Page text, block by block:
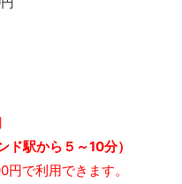
駅から５～10分）
で利用できます。